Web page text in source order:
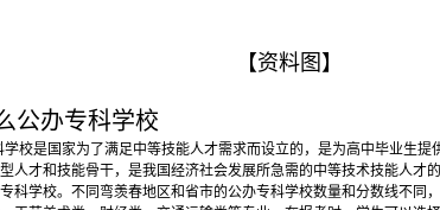
【资料图】
公办专科学校
校是国家为了满足中等技能人才需求而设立的，是为高中毕业生
人才和技能骨干，是我国经济社会发展所急需的中等技术技能人才
科学校。不同弯羡春地区和省市的公办专科学校数量和分数线不同